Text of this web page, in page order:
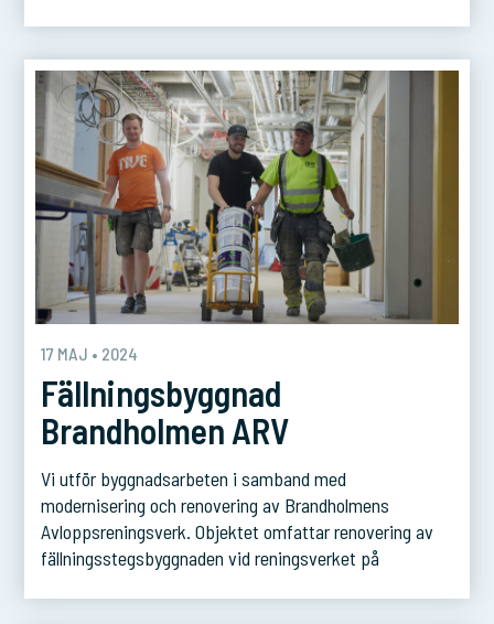
för allt från sporttävlingar och konserter till […]
17 MAJ • 2024
Fällningsbyggnad
Brandholmen ARV
Vi utför byggnadsarbeten i samband med
modernisering och renovering av Brandholmens
Avloppsreningsverk. Objektet omfattar renovering av
fällningsstegsbyggnaden vid reningsverket på